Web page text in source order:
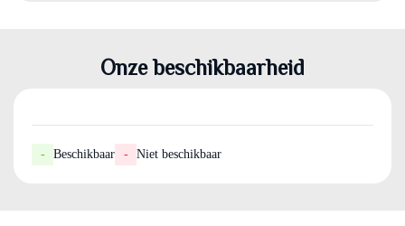
Onze beschikbaarheid
- Beschikbaar - Niet beschikbaar